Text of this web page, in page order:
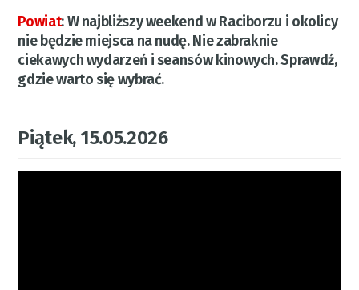
Powiat:W najbliższy weekend w Raciborzu i okolicy
nie będzie miejsca na nudę. Nie zabraknie
ciekawych wydarzeń i seansów kinowych. Sprawdź,
gdzie warto się wybrać.
Piątek, 15.05.2026